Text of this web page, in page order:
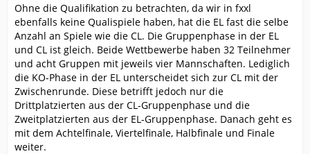
Ohne die Qualifikation zu betrachten, da wir in fxxl
ebenfalls keine Qualispiele haben, hat die EL fast die selbe
Anzahl an Spiele wie die CL. Die Gruppenphase in der EL
und CL ist gleich. Beide Wettbewerbe haben 32 Teilnehmer
und acht Gruppen mit jeweils vier Mannschaften. Lediglich
die KO-Phase in der EL unterscheidet sich zur CL mit der
Zwischenrunde. Diese betrifft jedoch nur die
Drittplatzierten aus der CL-Gruppenphase und die
Zweitplatzierten aus der EL-Gruppenphase. Danach geht es
mit dem Achtelfinale, Viertelfinale, Halbfinale und Finale
weiter.